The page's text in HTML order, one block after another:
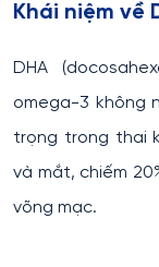
Khái niệm về
DHA
omega-3 không
trọng trong thai
và mắt, chiếm
võng mạc.